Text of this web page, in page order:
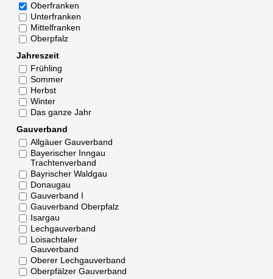
Oberfranken
Unterfranken
Mittelfranken
Oberpfalz
Jahreszeit
Frühling
Sommer
Herbst
Winter
Das ganze Jahr
Gauverband
Allgäuer Gauverband
Bayerischer Inngau
Trachtenverband
Bayrischer Waldgau
Donaugau
Gauverband I
Gauverband Oberpfalz
Isargau
Lechgauverband
Loisachtaler
Gauverband
Oberer Lechgauverband
Oberpfälzer Gauverband